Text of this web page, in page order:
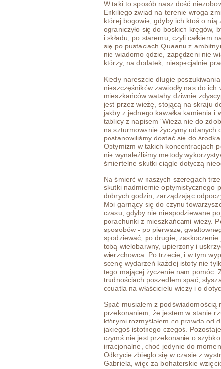
W taki to sposób nasz dość
Enkiliego zwiad na terenie wroga
której bogowie, gdyby ich ktoś o nią
ograniczyło się do boskich kręgów,
i składu, po staremu, czyli całkiem
się po pustaciach Quaanu z
nie wiadomo gdzie, zapędzeni nie
którzy, na dodatek, niespecjalnie
Kiedy nareszcie długie
nieszczęśników zawiodły nas do
mieszkańców watahy dziwnie
jest przez wieżę, stojącą na skraju
jakby z jednego kawałka kamienia i
tablicy z napisem 'Wieża nie do
na szturmowanie życzymy udanych
postanowiliśmy dostać się do
Optymizm w takich koncentracjach
nie wynaleźliśmy metody
śmiertelne skutki ciągle dotyczą
Na śmierć w naszych szeregach
skutki nadmiernie optymistycznego
dobrych godzin, zarządzając
Moi garnący się do czynu
czasu, gdyby nie niespodziewane
porachunki z mieszkańcami wieży.
sposobów - po pierwsze,
spodziewać, po drugie,
tobą wielobarwny, upierzony i
wierzchowca. Po trzecie, i w tym
scenę wydarzeń każdej istoty nie
tego mającej życzenie nam pomóc.
trudnościach poszedłem spać,
couatla na właścicielu wieży i o
Spać musiałem z podświadomością
przekonaniem, że jestem w stanie
którymi rozmyślałem co prawda od
jakiegoś istotnego czegoś.
czymś nie jest przekonanie o
irracjonalne, choć jedynie do
Odkrycie zbiegło się w czasie z
Gabriela, więc za bohaterskie